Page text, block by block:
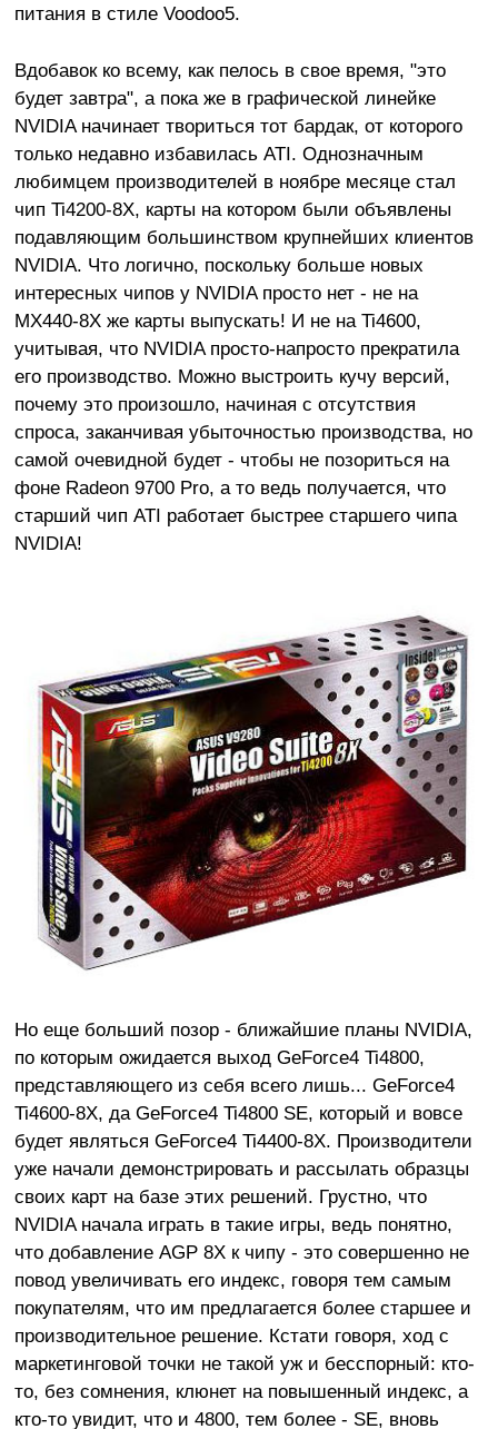
питания в стиле Voodoo5.
Вдобавок ко всему, как пелось в свое время, "это
будет завтра", а пока же в графической линейке
NVIDIA начинает твориться тот бардак, от которого
только недавно избавилась ATI. Однозначным
любимцем производителей в ноябре месяце стал
чип Ti4200-8X, карты на котором были объявлены
подавляющим большинством крупнейших клиентов
NVIDIA. Что логично, поскольку больше новых
интересных чипов у NVIDIA просто нет - не на
MX440-8X же карты выпускать! И не на Ti4600,
учитывая, что NVIDIA просто-напросто прекратила
его производство. Можно выстроить кучу версий,
почему это произошло, начиная с отсутствия
спроса, заканчивая убыточностью производства, но
самой очевидной будет - чтобы не позориться на
фоне Radeon 9700 Pro, а то ведь получается, что
старший чип ATI работает быстрее старшего чипа
NVIDIA!
Но еще больший позор - ближайшие планы NVIDIA,
по которым ожидается выход GeForce4 Ti4800,
представляющего из себя всего лишь... GeForce4
Ti4600-8X, да GeForce4 Ti4800 SE, который и вовсе
будет являться GeForce4 Ti4400-8X. Производители
уже начали демонстрировать и рассылать образцы
своих карт на базе этих решений. Грустно, что
NVIDIA начала играть в такие игры, ведь понятно,
что добавление AGP 8X к чипу - это совершенно не
повод увеличивать его индекс, говоря тем самым
покупателям, что им предлагается более старшее и
производительное решение. Кстати говоря, ход с
маркетинговой точки не такой уж и бесспорный: кто-
то, без сомнения, клюнет на повышенный индекс, а
кто-то увидит, что и 4800, тем более - SE, вновь